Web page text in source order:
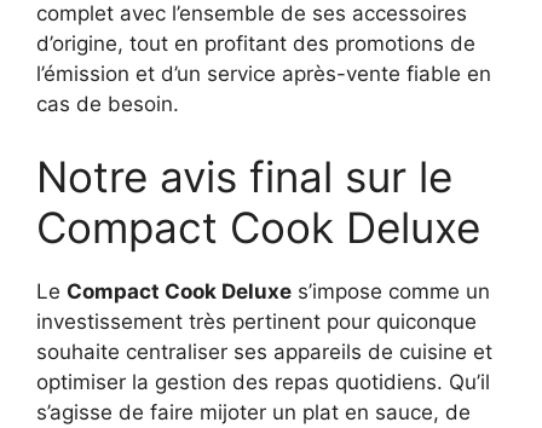
complet avec l’ensemble de ses accessoires
d’origine, tout en profitant des promotions de
l’émission et d’un service après-vente fiable en
cas de besoin.
Notre avis final sur le
Compact Cook Deluxe
Le Compact Cook Deluxe s’impose comme un
investissement très pertinent pour quiconque
souhaite centraliser ses appareils de cuisine et
optimiser la gestion des repas quotidiens. Qu’il
s’agisse de faire mijoter un plat en sauce, de